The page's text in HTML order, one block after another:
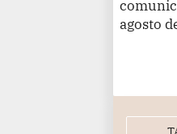
agosto